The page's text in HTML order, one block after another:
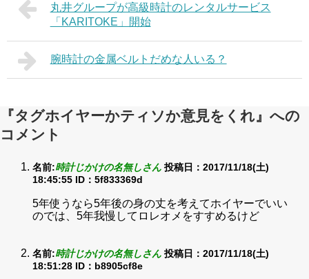
丸井グループが高級時計のレンタルサービス
「KARITOKE」開始
腕時計の金属ベルトだめな人いる？
『タグホイヤーかティソか意見をくれ』への
コメント
名前:時計じかけの名無しさん 投稿日：2017/11/18(土)
18:45:55 ID：5f833369d
5年使うなら5年後の身の丈を考えてホイヤーでいい
のでは、5年我慢してロレオメをすすめるけど
名前:時計じかけの名無しさん 投稿日：2017/11/18(土)
18:51:28 ID：b8905cf8e